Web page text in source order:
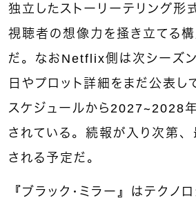
独立したストーリーテリング形
視聴者の想像力を掻き立てる
だ。なおNetflix側は次シーズ
日やプロット詳細をまだ公表し
スケジュールから2027〜2028
されている。続報が入り次第
される予定だ。
『ブラック・ミラー』はテクノ